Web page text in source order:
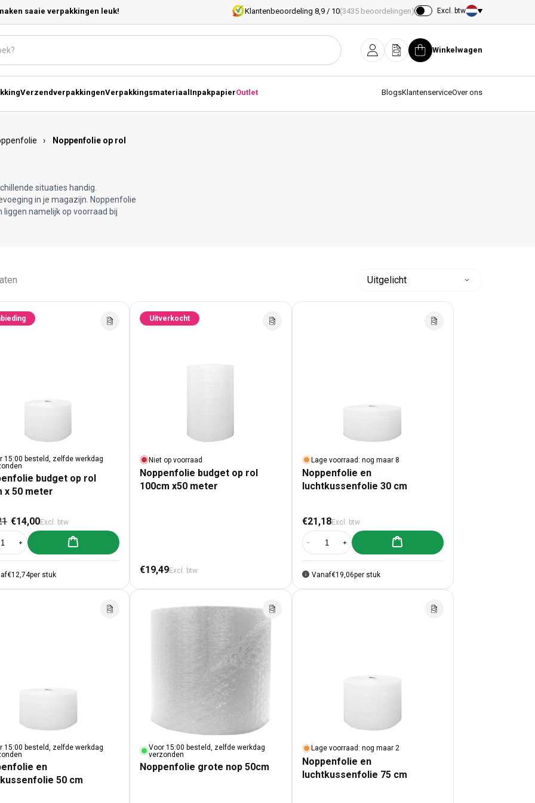
saaie verpakkingen leuk! Klantenbeoordeling 8,9 / 10(3435 beoordelingen) Excl. btw
Land/regio
InloggenOfferteWinkelwagen
Winkelwagen
VerzendverpakkingenVerpakkingsmateriaal InpakpapierOutlet BlogsKlantenserviceOver ons
› Noppenfolie op rol
situaties handig.
in je magazijn. Noppenfolie
liggen namelijk op voorraad bij
15:00 besteld, zelfde werkdag
budget op rol
x 50 meter
prijs
Aanbiedingsprijs
€14,00Excl. btw
verlagen voor Noppenfolie budget op rol 50cm x 50 meter
Aantal verhogen voor Noppenfolie budget op rol 50cm x 50 meter
Aan winkelwagen toevoegen
€12,74per stuk
Uitverkocht
Niet op voorraad
Noppenfolie budget op rol
100cm x50 meter
Normale prijs
€19,49Excl. btw
Lage voorraad: nog maar 8
Noppenfolie en
luchtkussenfolie 30 cm
Normale prijs
€21,18Excl. btw
Aantal verlagen voor Noppenfolie en luchtkussenfolie 30 cm
Aantal verhogen voor Noppenfolie en luchtkussenfolie
Aan winkelwagen toevoegen
Vanaf€19,06per stuk
15:00 besteld, zelfde werkdag
en
50 cm
Voor 15:00 besteld, zelfde werkdag
verzonden
Noppenfolie grote nop 50cm
Lage voorraad: nog maar 2
Noppenfolie en
luchtkussenfolie 75 cm